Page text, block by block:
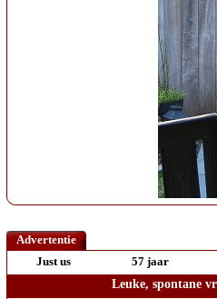
Advertentie
Just us
57 jaar
Leuke, spontane